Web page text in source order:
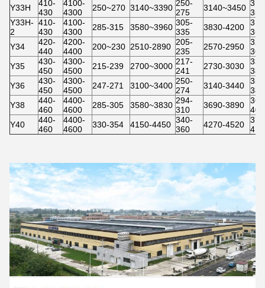
Y33H
410-
430
4100-
4300
250~270 3140~3390 250-
275
3140~3450 350
Y33H-
2
410-
430
4100-
4300
285-315 3580~3960 305-
335
3830-4200
350
Y34
420-
440
4200-
4400
200~230 2510-2890 205-
235
2570-2950
Y35
430-
450
4300-
4500
215-239 2700~3000 217-
241
2730-3030
382
Y36
430-
450
4300-
4500
247-271 3100~3400 250-
274
3140-3440
383
Y38
440-
460
4400-
4600
285-305 3580~3830 294-
310
3690-3890
Y40
440-
460
4400-
4600
330-354 4150-4450 340-
360
4270-4520
418